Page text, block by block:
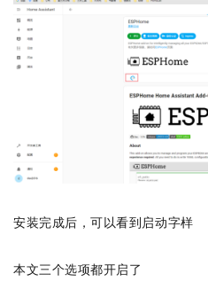
安装完成后，可以看到启动字样
本文三个选项都开启了